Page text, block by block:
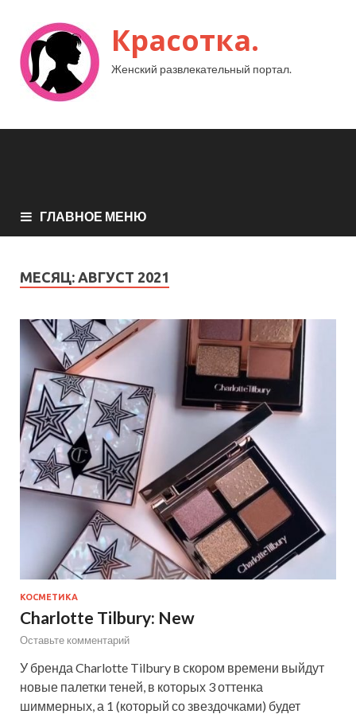
Красотка.
Женский развлекательный портал.
ГЛАВНОЕ МЕНЮ
МЕСЯЦ: АВГУСТ 2021
КОСМЕТИКА
Charlotte Tilbury: New
Оставьте комментарий
У бренда Charlotte Tilbury в скором времени выйдут
новые палетки теней, в которых 3 оттенка
шиммерных, а 1 (который со звездочками) будет